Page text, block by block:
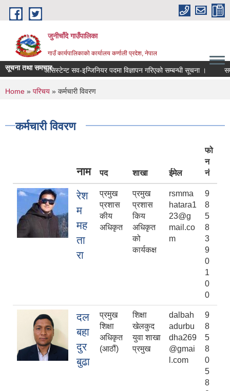
Skip to main content
जुनीचाँदे गाउँपालिका
गाउँ कार्यपालिकाको कार्यालय कर्णाली प्रदेश, नेपाल
सूचना तथा समचार
असिस्टेन्ट सव-इन्जिनियर पदमा विज्ञापन गरिएको सम्बन्धी सूचना । सम्झौता/
You are here
Home » परिचय » कर्मचारी विवरण
कर्मचारी विवरण
नाम पद शाखा ईमेल
फो
न
नं
रेश
म
मह
ता
रा
प्रमुख
प्रशास
कीय
अधिकृत
प्रमुख
प्रशास
किय
अधिकृत
को
कार्यकक्ष
rsmma
hatara1
23@g
mail.co
m
9
8
5
8
3
9
0
1
0
0
दल
बहा
दुर
बुढा
प्रमुख
शिक्षा
अधिकृत
(आठौं)
शिक्षा
खेलकुद
युवा शाखा
प्रमुख
dalbah
adurbu
dha269
@gmai
l.com
9
8
5
8
0
5
8